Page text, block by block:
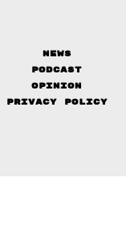
News
Podcast
Opinion
Privacy Policy